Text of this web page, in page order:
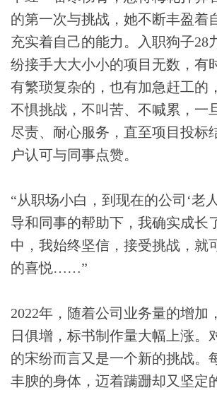
的第一次与挑战，她不断丰盈着
充实着自己的能力。入职狗子28
纷接手大大小小的项目无数，有
有繁琐复杂的，也有加急赶工的
不惧挑战，不叫苦、不喊累，一
尽责、耐心服务，直至项目投标
户认可与同事点赞。
“从职场小白，到现在的公司‘老
导和同事的帮助下，我确实成长
中，我始终坚信，接受挑战，就
的喜悦……”
2022年，随着公司业务量的增加
日俱增，标书制作量大幅上涨。
的宋纷而言又是一个新的挑战。
丰腴的身体，迈着蹒跚却又坚定